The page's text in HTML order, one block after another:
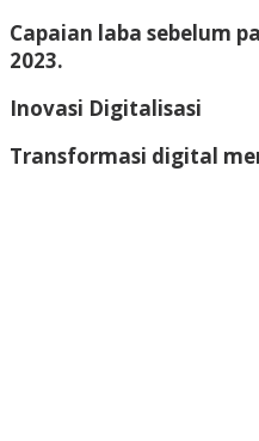
Capaian laba sebelum
2023.
Inovasi Digitalisasi
Transformasi digital